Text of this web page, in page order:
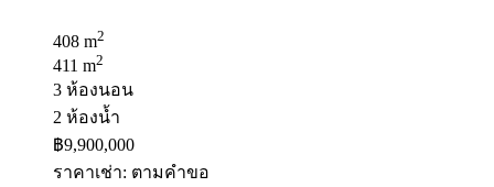
408 m2
411 m2
3 ห้องนอน
2 ห้องน้ำ
฿9,900,000
ราคาเช่า: ตามคําขอ